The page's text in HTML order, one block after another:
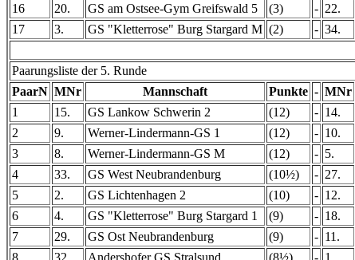
16
20. GS am Ostsee-Gym Greifswald 5 (3) - 22.
17
3. GS "Kletterrose" Burg Stargard M (2) - 34.
Paarungsliste der 5. Runde
PaarN MNr Mannschaft Punkte - MNr
1
15. GS Lankow Schwerin 2 (12) - 14.
2
9. Werner-Lindermann-GS 1 (12) - 10.
3
8. Werner-Lindermann-GS M (12) - 5.
4
33. GS West Neubrandenburg (10½) - 27.
5
2. GS Lichtenhagen 2 (10) - 12.
6
4. GS "Kletterrose" Burg Stargard 1 (9) - 18.
7
29. GS Ost Neubrandenburg (9) - 11.
8
32. Andershofer GS Stralsund (8½) - 1.